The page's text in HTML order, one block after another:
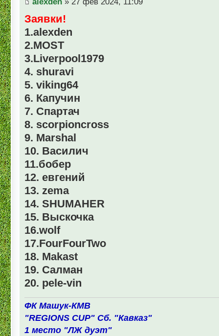
Заявки!
1.alexden
2.MOST
3.Liverpool1979
4. shuravi
5. viking64
6. Капучин
7. Спартач
8. scorpioncross
9. Marshal
10. Василич
11.бобер
12. евгений
13. zema
14. SHUMAHER
15. Выскочка
16.wolf
17.FourFourTwo
18. Makast
19. Салман
20. pele-vin
ФК Машук-КМВ
"REGIONS CUP" Сб. "Кавказ"
1 место "ЛЖ дуэт"